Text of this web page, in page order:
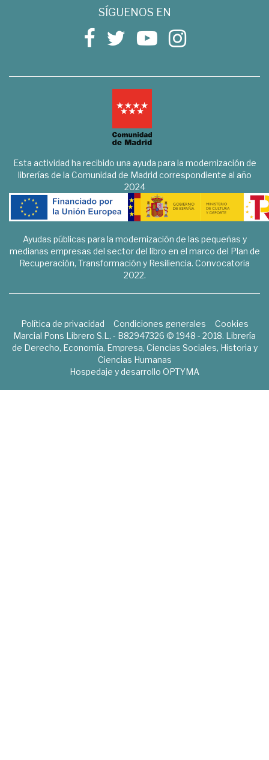
SÍGUENOS EN
Esta actividad ha recibido una ayuda para la modernización de
librerías de la Comunidad de Madrid correspondiente al año
2024
Ayudas públicas para la modernización de las pequeñas y
medianas empresas del sector del libro en el marco del Plan de
Recuperación, Transformación y Resiliencia. Convocatoria
2022.
Política de privacidad Condiciones generales
Cookies
Marcial Pons Librero S.L. - B82947326 © 1948 - 2018. Librería
de Derecho, Economía, Empresa, Ciencias Sociales, Historia y
Ciencias Humanas
Hospedaje y desarrollo OPTYMA